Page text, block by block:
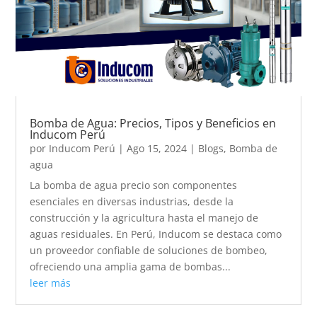
Bomba de Agua: Precios, Tipos y Beneficios en
Inducom Perú
por Inducom Perú |Ago 15, 2024 | Blogs, Bomba de
agua
La bomba de agua precio son componentes
esenciales en diversas industrias, desde la
construcción y la agricultura hasta el manejo de
aguas residuales. En Perú, Inducom se destaca como
un proveedor confiable de soluciones de bombeo,
ofreciendo una amplia gama de bombas...
leer más